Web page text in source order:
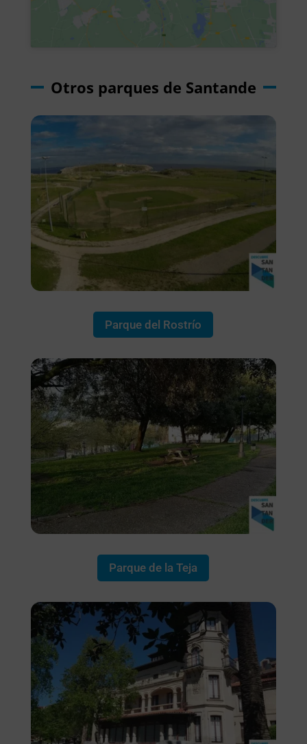
Otros parques de Santande
Parque del Rostrío
Parque de la Teja